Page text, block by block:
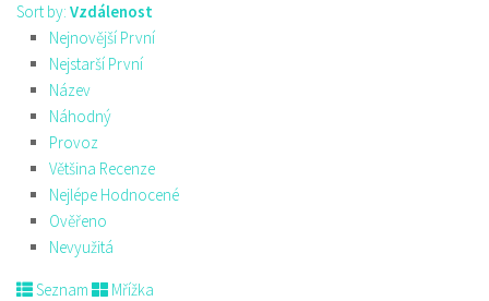
Sort by: Vzdálenost
Nejnovější První
Nejstarší První
Název
Náhodný
Provoz
Většina Recenze
Nejlépe Hodnocené
Ověřeno
Nevyužitá
Seznam Mřížka